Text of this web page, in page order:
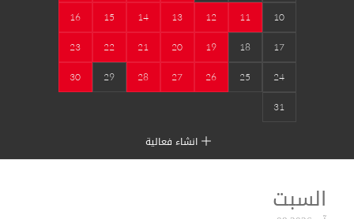
10
11
12
13
14
15
16
17
18
19
20
21
22
23
24
25
26
27
28
29
30
31
انشاء فعالية
السبت